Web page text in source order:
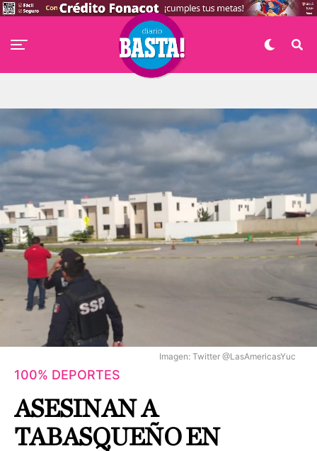
Imagen: Twitter @LasAmericasYuc
100% DEPORTES
ASESINAN A
TABASQUEÑO EN